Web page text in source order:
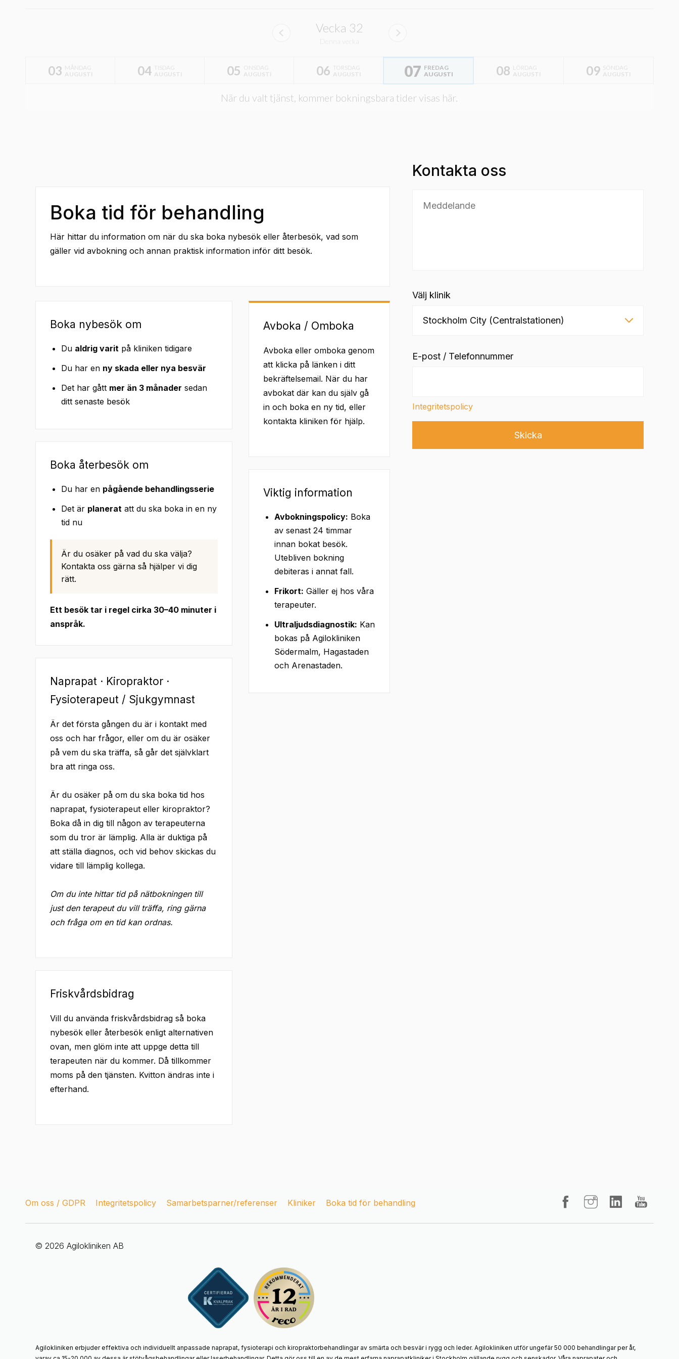
Vecka 32
03 MÅNDAG
AUGUSTI
04 TISDAG
AUGUSTI
05 ONSDAG
AUGUSTI
06 TORSDAG
AUGUSTI
07 FREDAG
AUGUSTI
08 LÖRDAG
AUGUSTI
09 SÖNDAG
AUGUSTI
När du valt tjänst, kommer bokningsbara tider visas här.
Boka tid för behandling
Här hittar du information om när du ska boka nybesök eller återbesök, vad som
gäller vid avbokning och annan praktisk information inför ditt besök.
Boka nybesök om
Du aldrig varit på kliniken tidigare
Du har en ny skada eller nya besvär
Det har gått mer än 3 månader sedan
ditt senaste besök
Boka återbesök om
Du har en pågående behandlingsserie
Det är planerat att du ska boka in en ny
tid nu
Är du osäker på vad du ska välja?
Kontakta oss gärna så hjälper vi dig
rätt.
Ett besök tar i regel cirka 30–40 minuter i
anspråk.
Naprapat · Kiropraktor ·
Fysioterapeut / Sjukgymnast
Är det första gången du är i kontakt med
oss och har frågor, eller om du är osäker
på vem du ska träffa, så går det självklart
bra att ringa oss.
Är du osäker på om du ska boka tid hos
naprapat, fysioterapeut eller kiropraktor?
Boka då in dig till någon av terapeuterna
som du tror är lämplig. Alla är duktiga på
att ställa diagnos, och vid behov skickas du
vidare till lämplig kollega.
Om du inte hittar tid på nätbokningen till
just den terapeut du vill träffa, ring gärna
och fråga om en tid kan ordnas.
Friskvårdsbidrag
Vill du använda friskvårdsbidrag så boka
nybesök eller återbesök enligt alternativen
ovan, men glöm inte att uppge detta till
terapeuten när du kommer. Då tillkommer
moms på den tjänsten. Kvitton ändras inte i
efterhand.
Avboka / Omboka
Avboka eller omboka genom
att klicka på länken i ditt
bekräftelsemail. När du har
avbokat där kan du själv gå
in och boka en ny tid, eller
kontakta kliniken för hjälp.
Viktig information
Avbokningspolicy: Boka
av senast 24 timmar
innan bokat besök.
Utebliven bokning
debiteras i annat fall.
Frikort: Gäller ej hos våra
terapeuter.
Ultraljudsdiagnostik: Kan
bokas på Agilokliniken
Södermalm, Hagastaden
och Arenastaden.
Kontakta oss
Välj klinik
E-post / Telefonnummer
Integritetspolicy
Om oss / GDPR Integritetspolicy Samarbetsparner/referenser Kliniker Boka tid för behandling
© 2026 Agilokliniken AB
Agilokliniken erbjuder effektiva och individuellt anpassade naprapat, fysioterapi och kiropraktorbehandlingar av smärta och besvär i rygg och leder. Agilokliniken utför ungefär 50 000 behandlingar per år,